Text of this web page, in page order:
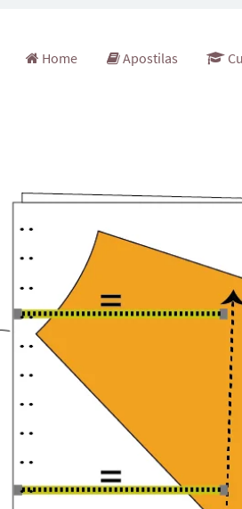
Pular para o conteúdo
Home Apostilas